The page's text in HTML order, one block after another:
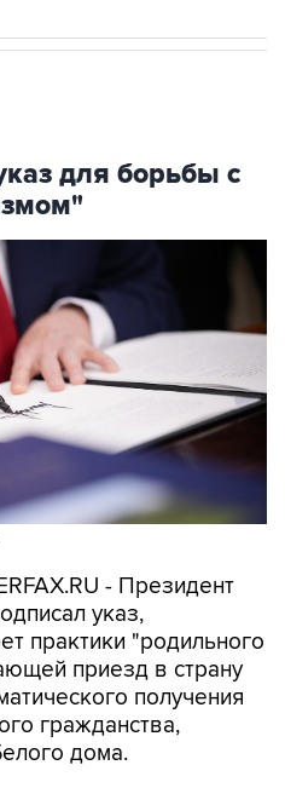
для борьбы с
- Президент
указ,
практики "родильного
приезд в страну
получения
гражданства,
дома.